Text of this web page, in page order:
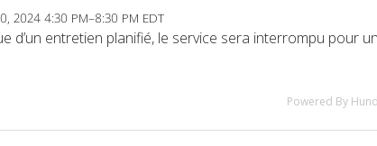
2024 4:30 PM–8:30 PM EDT
d’un entretien planifié, le service sera interrompu pour
Powered By